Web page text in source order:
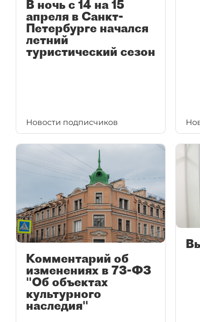
В ночь с 14 на 15
апреля в Санкт-
Петербурге начался
летний
туристический сезон
Новости подписчиков
Комментарий об
изменениях в 73-ФЗ
"Об объектах
культурного
наследия"